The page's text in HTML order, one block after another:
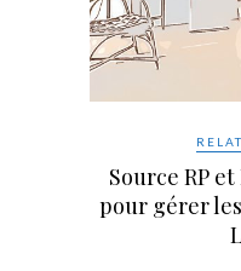
Source RP
pour gérer